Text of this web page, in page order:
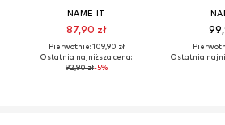
NAME IT
87,90 zł
Pierwotnie: 109,90 zł
Ostatnia najniższa cena:
92,90 zł-5%
Ostatnia